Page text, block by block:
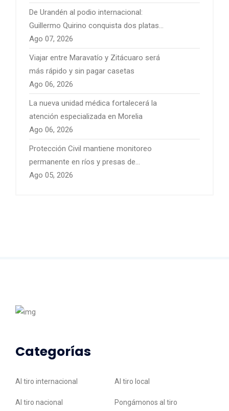
De Urandén al podio internacional:
Guillermo Quirino conquista dos platas
para México
Ago 07, 2026
Viajar entre Maravatío y Zitácuaro será
más rápido y sin pagar casetas
Ago 06, 2026
La nueva unidad médica fortalecerá la
atención especializada en Morelia
Ago 06, 2026
Protección Civil mantiene monitoreo
permanente en ríos y presas de
Michoacán por temporal de lluvias
Ago 05, 2026
Categorías
Al tiro internacional Al tiro local
Al tiro nacional Pongámonos al tiro